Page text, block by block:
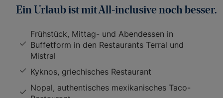
Ein Urlaub ist mit All-inclusive noch besser.
Frühstück, Mittag- und Abendessen in
Buffetform in den Restaurants Terral und
Mistral
Kyknos, griechisches Restaurant
Nopal, authentisches mexikanisches Taco-